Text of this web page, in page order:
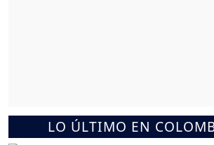
LO ÚLTIMO EN